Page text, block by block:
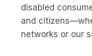
disabled
and
networks or our